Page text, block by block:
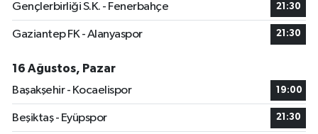
Gençlerbirliği S.K. - Fenerbahçe 21:30
Gaziantep FK - Alanyaspor 21:30
16 Ağustos, Pazar
Başakşehir - Kocaelispor
19:00
Beşiktaş - Eyüpspor 21:30